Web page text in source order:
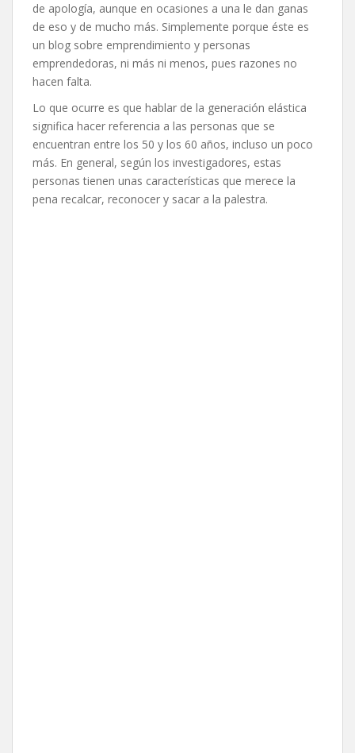
de apología, aunque en ocasiones a una le dan ganas
de eso y de mucho más. Simplemente porque éste es
un blog sobre emprendimiento y personas
emprendedoras, ni más ni menos, pues razones no
hacen falta.
Lo que ocurre es que hablar de la generación elástica
significa hacer referencia a las personas que se
encuentran entre los 50 y los 60 años, incluso un poco
más. En general, según los investigadores, estas
personas tienen unas características que merece la
pena recalcar, reconocer y sacar a la palestra.